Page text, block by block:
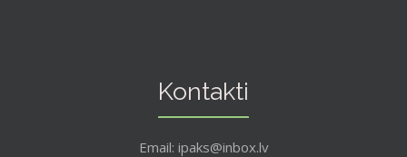
Kontakti
Email: ipaks@inbox.lv